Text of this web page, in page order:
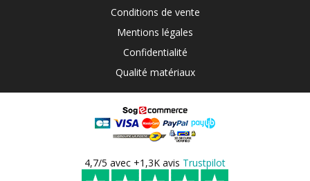
Conditions de vente
Mentions légales
Confidentialité
Qualité matériaux
4,7/5 avec +1,3K avis Trustpilot